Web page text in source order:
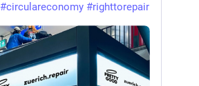
#circulareconomy #righttorepair